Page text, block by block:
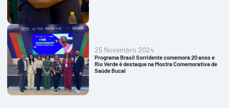
25 Novembro 2024
Programa Brasil Sorridente comemora 20 anos e
Rio Verde é destaque na Mostra Comemorativa de
Saúde Bucal